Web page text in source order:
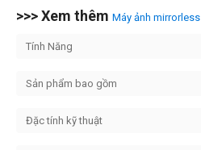
>>> Xem thêm Máy ảnh mirrorless
Tính Năng
Sản phẩm bao gồm
Đặc tính kỹ thuật